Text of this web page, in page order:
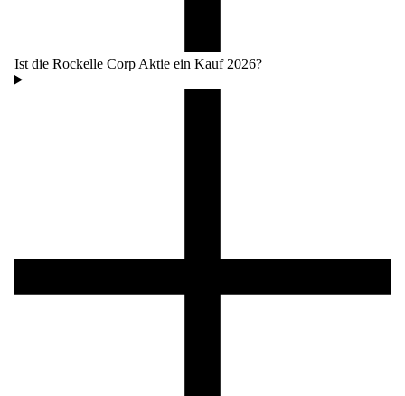
Ist die Rockelle Corp Aktie ein Kauf 2026?